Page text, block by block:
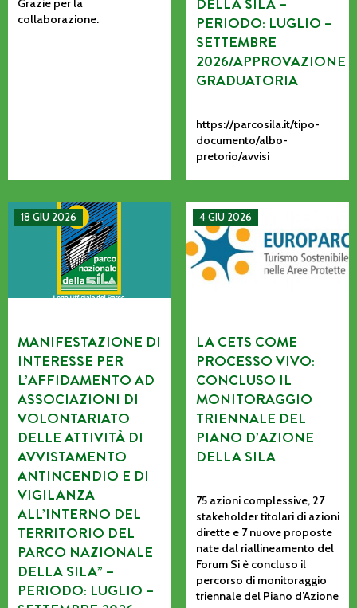
Grazie per la
collaborazione.
DELLA SILA –
PERIODO: LUGLIO –
SETTEMBRE
2026/APPROVAZIONE
GRADUATORIA
https://parcosila.it/tipo-
documento/albo-
pretorio/avvisi
18 GIU 2026
MANIFESTAZIONE DI INTERESSE PER L’AFFIDAMENTO
MANIFESTAZIONE DI
INTERESSE PER
L’AFFIDAMENTO AD
ASSOCIAZIONI DI
VOLONTARIATO
DELLE ATTIVITÀ DI
AVVISTAMENTO
ANTINCENDIO E DI
VIGILANZA
ALL’INTERNO DEL
TERRITORIO DEL
PARCO NAZIONALE
DELLA SILA” –
PERIODO: LUGLIO –
4 GIU 2026
La CETS come processo
LA CETS COME
PROCESSO VIVO:
CONCLUSO IL
MONITORAGGIO
TRIENNALE DEL
PIANO D’AZIONE
DELLA SILA
75 azioni complessive, 27
stakeholder titolari di azioni
dirette e 7 nuove proposte
nate dal riallineamento del
Forum Si è concluso il
percorso di monitoraggio
triennale del Piano d’Azione